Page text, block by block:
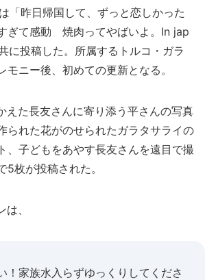
「昨日帰国して、ずっと恋しかった
ぎて感動 焼肉ってやばいよ。In jap
に投稿した。所属するトルコ・ガラ
モニー後、初めての更新となる。
えた長友さんに寄り添う平さんの写真
られた花がのせられたガラタサライの
、子どもをあやす長友さんを遠目で撮
5枚が投稿された。
、
！家族水入らずゆっくりしてくださ